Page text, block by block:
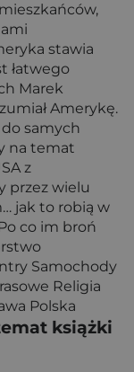
stawia
łatwego
Marek
Amerykę.
do samych
na temat
z
przez wielu
jak to robią w
co im broń
Samochody
Religia
Polska
książki